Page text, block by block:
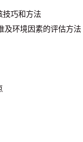
技巧和方法
及环境因素的评估方法